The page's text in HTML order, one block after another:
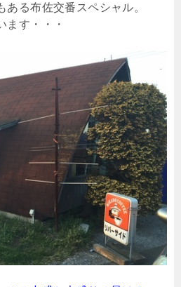
る布佐交番スペシャル。
ます・・・